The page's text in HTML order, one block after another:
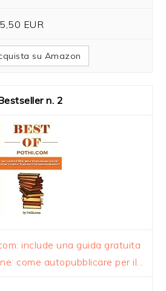
EUR
su Amazon
2
include una guida gratuita
come autopubblicare per il...